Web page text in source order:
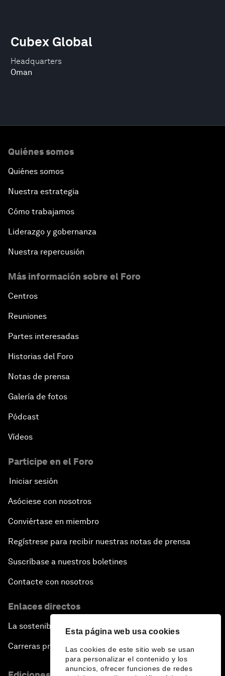
Esta página web usa cookies
Las cookies de este sitio web se usan
para personalizar el contenido y los
anuncios, ofrecer funciones de redes
Headquarters
Oman
Cubex Global
Quiénes somos
Quiénes somos
Nuestra estrategia
Cómo trabajamos
Liderazgo y gobernanza
Nuestra repercusión
Más información sobre el Foro
Centros
Reuniones
Partes interesadas
Historias del Foro
Notas de prensa
Galería de fotos
Pódcast
Vídeos
Participe en el Foro
Iniciar sesión
Asóciese con nosotros
Conviértase en miembro
Regístrese para recibir nuestras notas de prensa
Suscríbase a nuestros boletines
Contacte con nosotros
Enlaces directos
La sostenibilidad en el Foro
Carreras profesionales